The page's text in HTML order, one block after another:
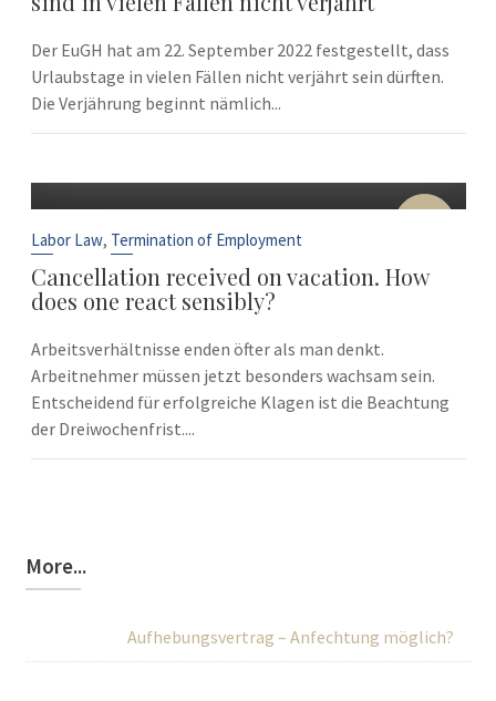
Der EuGH hat am 22. September 2022 festgestellt, dass
Urlaubstage in vielen Fällen nicht verjährt sein dürften.
Die Verjährung beginnt nämlich...
10
Labor Law, Termination of Employment
Cancellation received on vacation. How
does one react sensibly?
Arbeitsverhältnisse enden öfter als man denkt.
Arbeitnehmer müssen jetzt besonders wachsam sein.
Entscheidend für erfolgreiche Klagen ist die Beachtung
der Dreiwochenfrist....
More...
Aufhebungsvertrag – Anfechtung möglich?